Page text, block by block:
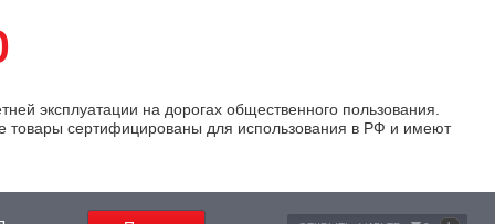
эксплуатации на дорогах общественного пользования.
товары сертифицированы для использования в РФ и имеют